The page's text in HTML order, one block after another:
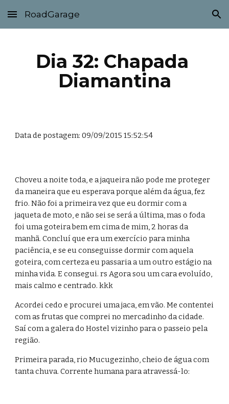
Skip to main content Skip to navigation
RoadGarage
Dia 32: Chapada
Diamantina
Data de postagem: 09/09/2015 15:52:54
Choveu a noite toda, e a jaqueira não pode me proteger
da maneira que eu esperava porque além da água, fez
frio. Não foi a primeira vez que eu dormir com a
jaqueta de moto, e não sei se será a última, mas o foda
foi uma goteira bem em cima de mim, 2 horas da
manhã. Concluí que era um exercício para minha
paciência, e se eu conseguisse dormir com aquela
goteira, com certeza eu passaria a um outro estágio na
minha vida. E consegui. rs Agora sou um cara evoluído,
mais calmo e centrado. kkk
Acordei cedo e procurei uma jaca, em vão. Me contentei
com as frutas que comprei no mercadinho da cidade.
Saí com a galera do Hostel vizinho para o passeio pela
região.
Primeira parada, rio Mucugezinho, cheio de água com
tanta chuva. Corrente humana para atravessá-lo: